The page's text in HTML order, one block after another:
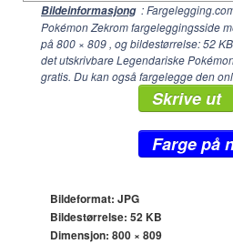
Bildeinformasjong :
Pokémon Zekrom fargeleggingsside
på800 × 809 , og bildestørrelse: 52
det utskrivbare Legendariske
gratis. Du kan også fargelegge den
Skrive ut
Farge på
Bildeformat: JPG
Bildestørrelse: 52 KB
Dimensjon: 800 × 809